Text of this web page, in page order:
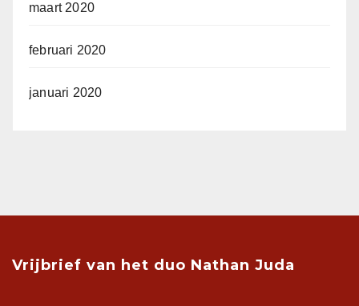
maart 2020
februari 2020
januari 2020
Vrijbrief van het duo Nathan Juda